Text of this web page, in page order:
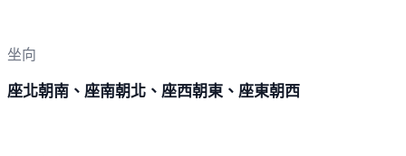
坐向
座北朝南、座南朝北、座西朝東、座東朝西